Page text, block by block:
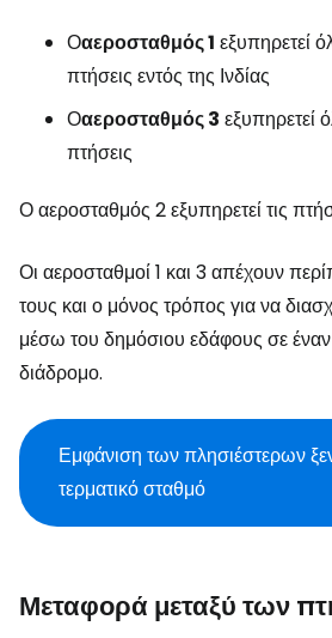
Οαεροσταθμός 1 εξυπηρετεί
πτήσεις εντός της Ινδίας
Οαεροσταθμός 3 εξυπηρετεί
πτήσεις
Ο αεροσταθμός 2 εξυπηρετεί τις
Οι αεροσταθμοί 1 και 3 απέχουν
τους και ο μόνος τρόπος για να
μέσω του δημόσιου εδάφους σε
διάδρομο.
Εμφάνιση των πλησιέστερων
τερματικό σταθμό
Μεταφορά μεταξύ των